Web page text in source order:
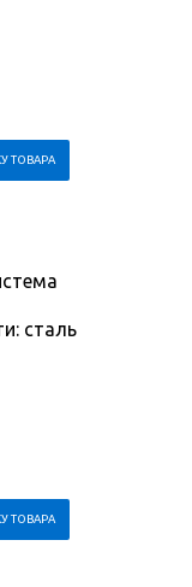
ТОВАРА
сталь
ТОВАРА